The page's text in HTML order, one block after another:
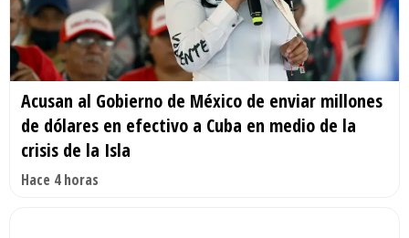
Acusan al Gobierno de México de enviar millones
de dólares en efectivo a Cuba en medio de la
crisis de la Isla
Hace 4 horas